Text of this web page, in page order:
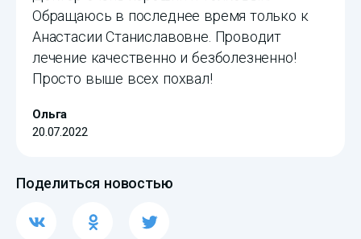
Обращаюсь в последнее время только к
Анастасии Станиславовне. Проводит
лечение качественно и безболезненно!
Просто выше всех похвал!
Ольга
20.07.2022
Поделиться новостью